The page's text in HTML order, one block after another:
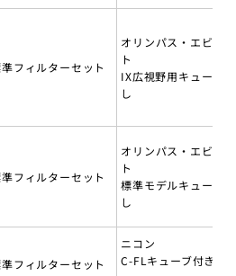
フィルターセット
オリンパス・エビデン
ト
IX広視野用キューブ無
し
フィルターセット
オリンパス・エビデン
ト
標準モデルキューブ無
し
フィルターセット
ニコン
C-FLキューブ付き